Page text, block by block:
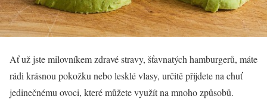
Ať už jste milovníkem zdravé stravy, šťavnatých hamburgerů, máte
rádi krásnou pokožku nebo lesklé vlasy, určitě přijdete na chuť
jedinečnému ovoci, které můžete využít na mnoho způsobů.